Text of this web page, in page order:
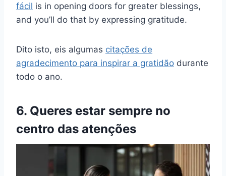
fácil is in opening doors for greater blessings,
and you’ll do that by expressing gratitude.
Dito isto, eis algumas citações de
agradecimento para inspirar a gratidão durante
todo o ano.
6. Queres estar sempre no
centro das atenções